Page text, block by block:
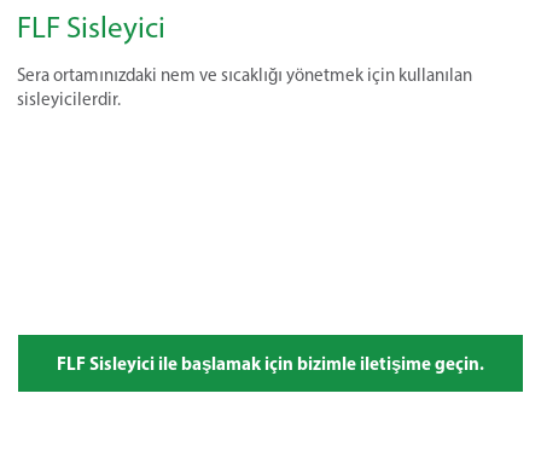
FLF Sisleyici
Sera ortamınızdaki nem ve sıcaklığı yönetmek için kullanılan
sisleyicilerdir.
FLF Sisleyici ile başlamak için bizimle iletişime geçin.